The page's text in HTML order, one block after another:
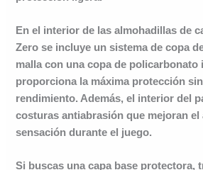
En el interior de las almohadillas de
Zero se incluye un sistema de copa
malla con una copa de policarbonato
proporciona la máxima protección sin
rendimiento. Además, el interior del
costuras antiabrasión que mejoran el
sensación durante el juego.
Si buscas una capa base protectora,